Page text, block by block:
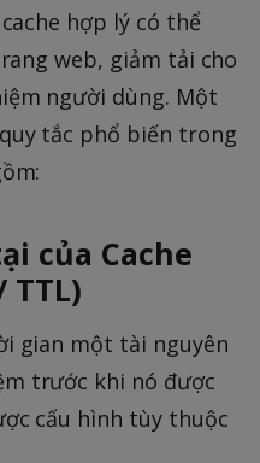
hợp lý có thể
web, giảm tải cho
người dùng. Một
tắc phổ biến trong
của Cache
TTL)
gian một tài nguyên
trước khi nó được
cấu hình tùy thuộc